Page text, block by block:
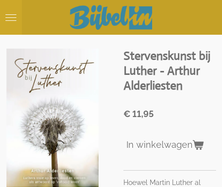
direct
Stervenskunst bij
Luther - Arthur
Alderliesten
€ 11,95
In winkelwagen
Hoewel Martin Luther al